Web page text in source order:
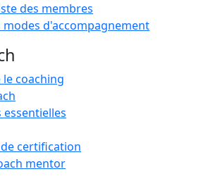
des membres
modes d'accompagnement
le coaching
essentielles
certification
mentor